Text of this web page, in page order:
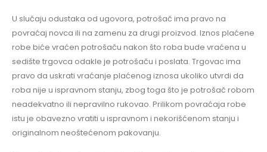
U slučaju odustaka od ugovora, potrošač ima pravo na
povraćaj novca ili na zamenu za drugi proizvod. Iznos plaćene
robe biće vraćen potrošaču nakon što roba bude vraćena u
sedište trgovca odakle je potrošaču i poslata. Trgovac ima
pravo da uskrati vraćanje plaćenog iznosa ukoliko utvrdi da
roba nije u ispravnom stanju, zbog toga što je potrošač robom
neadekvatno ili nepravilno rukovao. Prilikom povraćaja robe
istu je obavezno vratiti u ispravnom i nekorišćenom stanju i
originalnom neoštećenom pakovanju.